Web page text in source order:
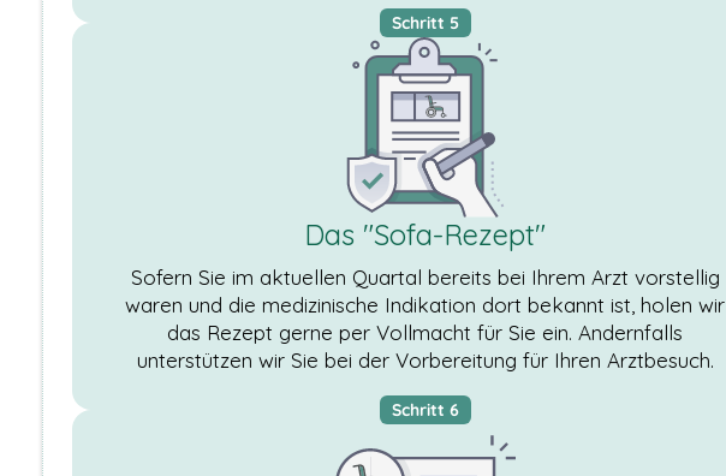
Schritt 5
Das "Sofa-Rezept"
Sofern Sie im aktuellen Quartal bereits bei Ihrem Arzt vorstellig
waren und die medizinische Indikation dort bekannt ist, holen wir
das Rezept gerne per Vollmacht für Sie ein. Andernfalls
unterstützen wir Sie bei der Vorbereitung für Ihren Arztbesuch.
Schritt 6
sogenanntes
Embed. Google
Maps Karten und
Youtube sind nur
mit Zustimmung
sichtbar.
TRACKING &
MARKETING
COOKIES
Tracking-
Cookies sind
in Ihrem
Browser
abgelegte
Textdateien,
die Daten über
den Benutzer
und seinen
verwendeten